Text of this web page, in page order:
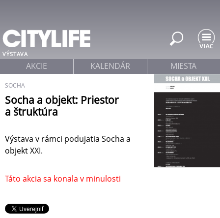
VÝSTAVA
SOCHA
Socha a objekt: Priestor
a štruktúra
Výstava v rámci podujatia Socha a
objekt XXI.
Táto akcia sa konala v minulosti
AKCIE KALENDÁR MIESTA